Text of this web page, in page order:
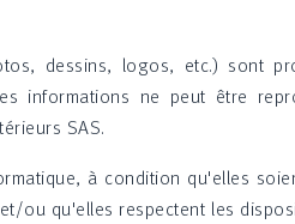
dessins, logos, etc.) sont
informations ne peut être
SAS.
à condition qu'elles
ou qu'elles respectent les